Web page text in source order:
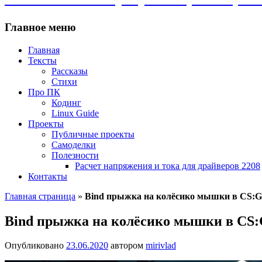
Главное меню
Главная
Тексты
Рассказы
Стихи
Про ПК
Кодинг
Linux Guide
Проекты
Публичные проекты
Самоделки
Полезности
Расчет напряжения и тока для драйверов 2208
Контакты
Главная страница » Bind прыжка на колёсико мышки в
Bind прыжка на колёсико мышки в
Опубликовано 23.06.2020 автором mirivlad